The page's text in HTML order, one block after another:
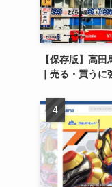
【保存版】高
｜売る・買う